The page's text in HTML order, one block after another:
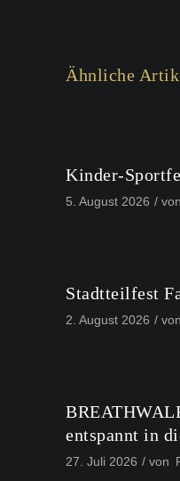
Ähnliche
Kinder-
5. August 2026 von
Stadtteilfest
2. August 2026 von
entspannt in
27. Juli 2026 von